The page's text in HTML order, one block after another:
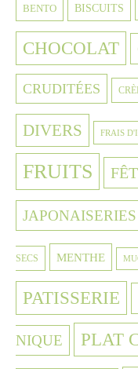
BENTO BISCUITS
CHOCOLAT
CRUDITÉES
DIVERS FRAIS
FRUITS
JAPONAISERIES
SECS MENTHE
PATISSERIE
NIQUE PLAT